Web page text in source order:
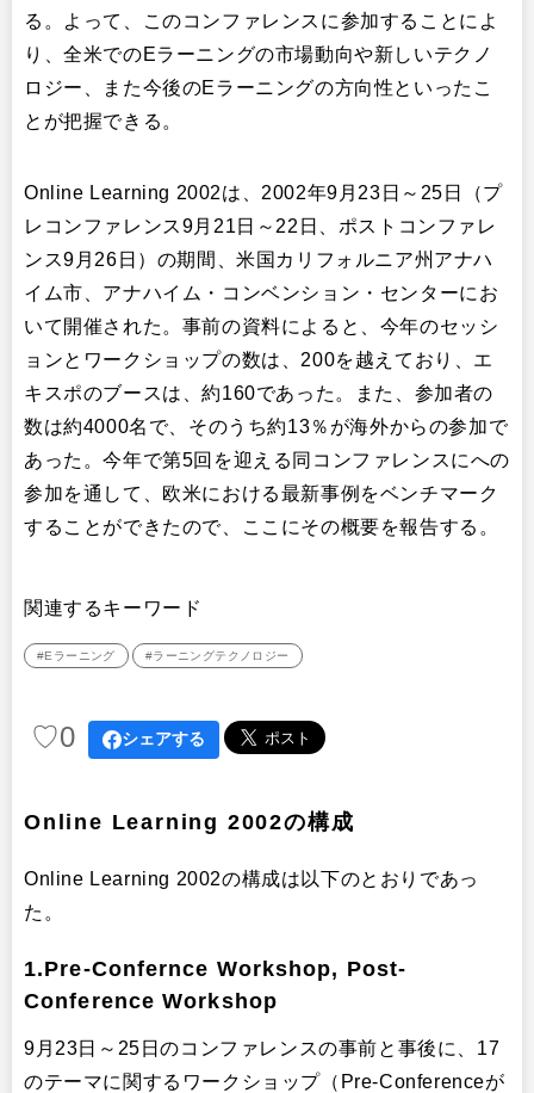
る。よって、このコンファレンスに参加することによ
り、全米でのEラーニングの市場動向や新しいテクノ
ロジー、また今後のEラーニングの方向性といったこ
とが把握できる。
Online Learning 2002は、2002年9月23日～25日（プ
レコンファレンス9月21日～22日、ポストコンファレ
ンス9月26日）の期間、米国カリフォルニア州アナハ
イム市、アナハイム・コンベンション・センターにお
いて開催された。事前の資料によると、今年のセッシ
ョンとワークショップの数は、200を越えており、エ
キスポのブースは、約160であった。また、参加者の
数は約4000名で、そのうち約13％が海外からの参加で
あった。今年で第5回を迎える同コンファレンスにへの
参加を通して、欧米における最新事例をベンチマーク
することができたので、ここにその概要を報告する。
関連するキーワード
#Eラーニング #ラーニングテクノロジー
♡0 シェアする
Online Learning 2002の構成
Online Learning 2002の構成は以下のとおりであっ
た。
1.Pre-Confernce Workshop, Post-
Conference Workshop
9月23日～25日のコンファレンスの事前と事後に、17
のテーマに関するワークショップ（Pre-Conferenceが